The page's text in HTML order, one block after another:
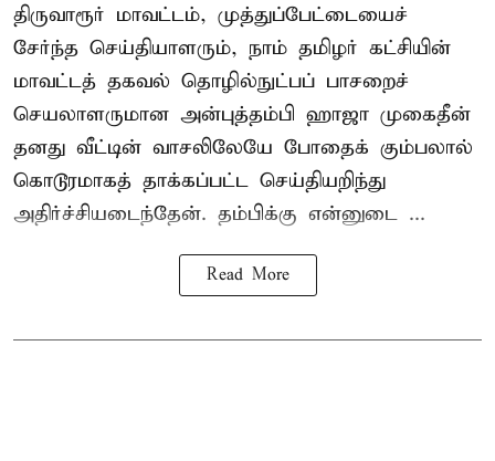
திருவாரூர் மாவட்டம், முத்துப்பேட்டையைச்
சேர்ந்த செய்தியாளரும், நாம் தமிழர் கட்சியின்
மாவட்டத் தகவல் தொழில்நுட்பப் பாசறைச்
செயலாளருமான அன்புத்தம்பி ஹாஜா முகைதீன்
தனது வீட்டின் வாசலிலேயே போதைக் கும்பலால்
கொடூரமாகத் தாக்கப்பட்ட செய்தியறிந்து
அதிர்ச்சியடைந்தேன். தம்பிக்கு என்னுடை ...
Read More